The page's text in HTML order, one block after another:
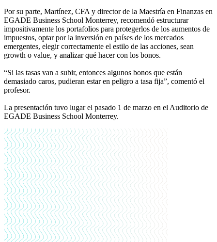
Por su parte, Martínez, CFA y director de la Maestría en Finanzas en
EGADE Business School Monterrey, recomendó estructurar
impositivamente los portafolios para protegerlos de los aumentos de
impuestos, optar por la inversión en países de los mercados
emergentes, elegir correctamente el estilo de las acciones, sean
growth o value, y analizar qué hacer con los bonos.
“Si las tasas van a subir, entonces algunos bonos que están
demasiado caros, pudieran estar en peligro a tasa fija”, comentó el
profesor.
La presentación tuvo lugar el pasado 1 de marzo en el Auditorio de
EGADE Business School Monterrey.